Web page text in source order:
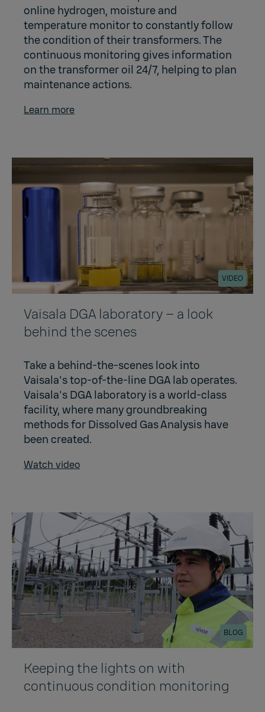
online hydrogen, moisture and
temperature monitor to constantly follow
the condition of their transformers. The
continuous monitoring gives information
on the transformer oil 24/7, helping to plan
maintenance actions.
Learn more
VIDEO
Vaisala DGA laboratory – a look
behind the scenes
Take a behind-the-scenes look into
Vaisala's top-of-the-line DGA lab operates.
Vaisala's DGA laboratory is a world-class
facility, where many groundbreaking
methods for Dissolved Gas Analysis have
been created.
Watch video
BLOG
Keeping the lights on with
continuous condition monitoring